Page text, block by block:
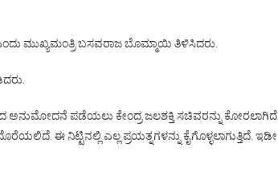
ಮುಖ್ಯಮಂತ್ರಿ ಬಸವರಾಜ ಬೊಮ್ಮಾಯಿ ತಿಳಿಸಿದರು.
ಪಡೆಯಲು ಕೇಂದ್ರ ಜಲಶಕ್ತಿ ಸಚಿವರನ್ನು ಕೋರಲಾಗಿದೆ.
ಈ ನಿಟ್ಟಿನಲ್ಲಿ ಎಲ್ಲ ಪ್ರಯತ್ನಗಳನ್ನು ಕೈಗೊಳ್ಳಲಾಗುತ್ತಿದೆ. ಇಡೀ